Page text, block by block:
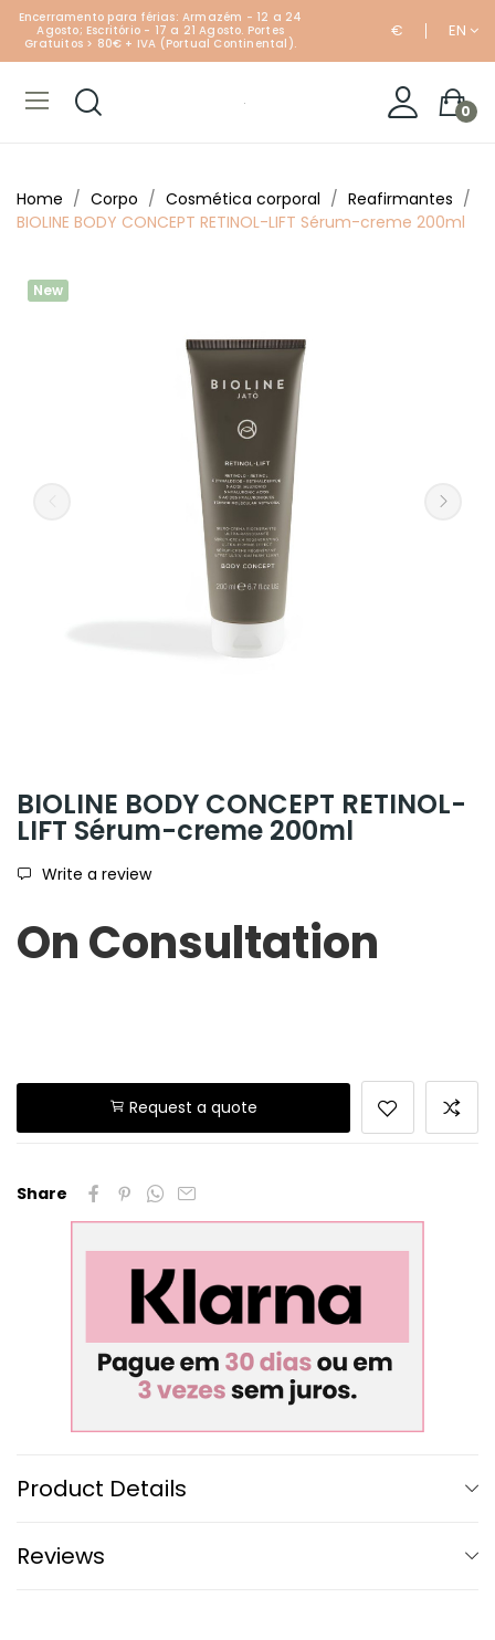
Encerramento para férias: Armazém - 12 a 24
Agosto; Escritório - 17 a 21 Agosto. Portes
Gratuitos > 80€ + IVA (Portual Continental).
€ EN
0
Home Corpo Cosmética corporal
Reafirmantes
BIOLINE BODY CONCEPT RETINOL-LIFT Sérum-creme 200ml
New
BIOLINE BODY CONCEPT RETINOL-
LIFT Sérum-creme 200ml
Write a review
On Consultation
Request a quote
Share
Product Details
Reviews